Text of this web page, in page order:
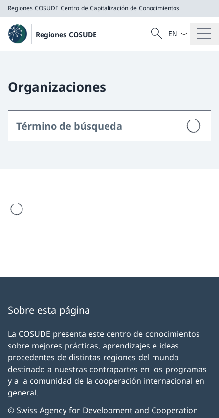
Regiones COSUDE Centro de Capitalización de Conocimientos
Regiones COSUDE
Centro de Capitalización de Conocimientos
Búsqueda
Buscar
Menú
Organizaciones
se está cargando
Sobre esta página
La COSUDE presenta este centro de conocimientos
sobre mejores prácticas, aprendizajes e ideas
procedentes de distintas regiones del mundo
destinado a nuestras contrapartes en los programas
y a la comunidad de la cooperación internacional en
general.
© Swiss Agency for Development and Cooperation